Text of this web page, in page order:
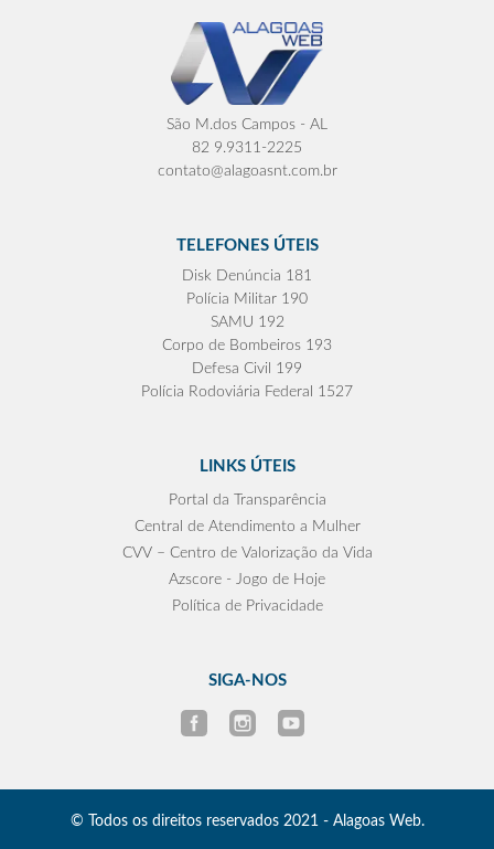
São M.dos Campos - AL
82 9.9311-2225
contato@alagoasnt.com.br
TELEFONES ÚTEIS
Disk Denúncia 181
Polícia Militar 190
SAMU 192
Corpo de Bombeiros 193
Defesa Civil 199
Polícia Rodoviária Federal 1527
LINKS ÚTEIS
Portal da Transparência
Central de Atendimento a Mulher
CVV – Centro de Valorização da Vida
Azscore - Jogo de Hoje
Política de Privacidade
SIGA-NOS
© Todos os direitos reservados 2021 - Alagoas Web.